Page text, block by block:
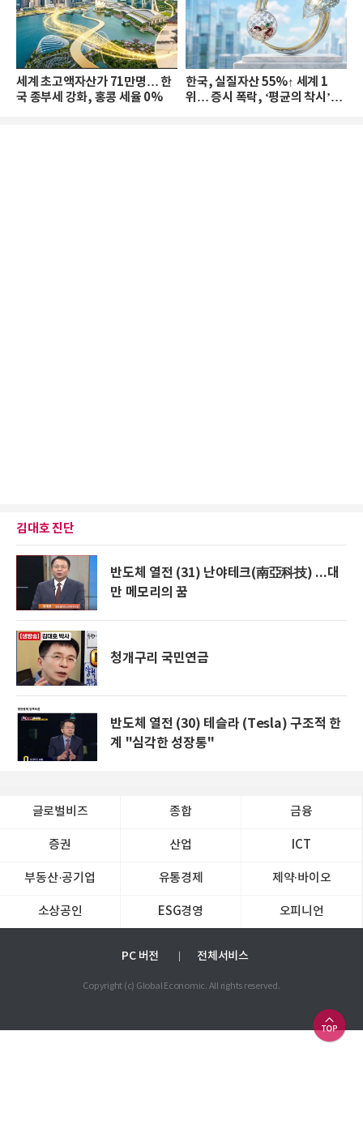
세계 초고액자산가 71만명… 한
국 종부세 강화, 홍콩 세율 0%
한국, 실질자산 55%↑ 세계 1
위… 증시 폭락, ‘평균의 착시’와
김대호 진단
반도체 열전 (31) 난야테크(南亞科技) ...대
만 메모리의 꿈
청개구리 국민연금
반도체 열전 (30) 테슬라 (Tesla) 구조적 한
계 "심각한 성장통"
글로벌비즈 종합 금융
증권 산업 ICT
부동산·공기업 유통경제 제약∙바이오
소상공인 ESG경영 오피니언
PC 버전 전체서비스
Copyright (c) Global Economic. All rights reserved.